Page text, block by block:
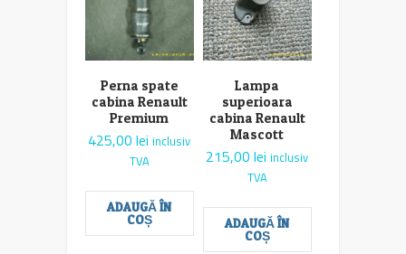
Perna spate
cabina Renault
Premium
425,00lei inclusiv
TVA
ADAUGĂ ÎN
COȘ
Lampa
superioara
cabina Renault
Mascott
215,00lei inclusiv
TVA
ADAUGĂ ÎN
COȘ